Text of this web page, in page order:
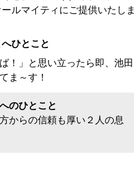
ルマイティにご提供いたしま
へひとこと
ば！」と思い立ったら即、池田
ま～す！
のひとこと
からの信頼も厚い２人の息